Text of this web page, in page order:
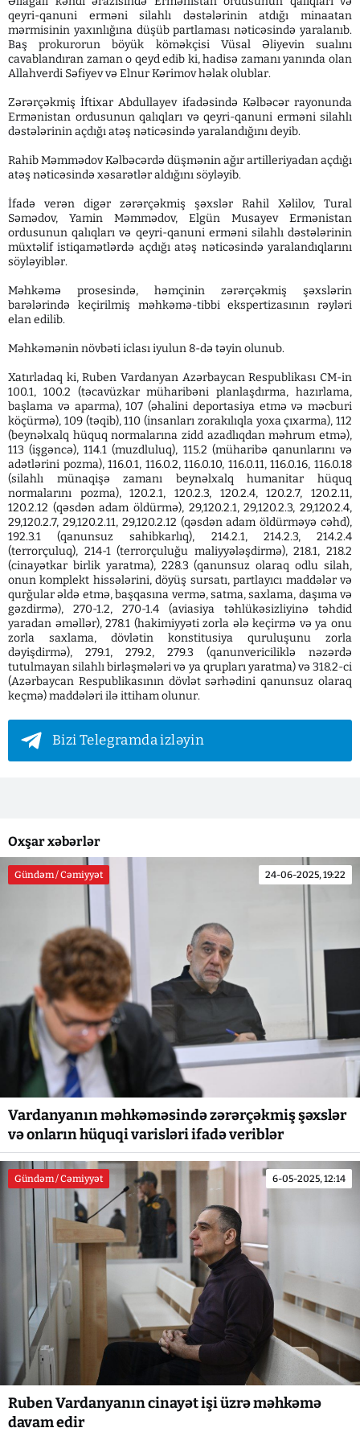
qeyri-qanuni erməni silahlı dəstələrinin atdığı minaatan
mərmisinin yaxınlığına düşüb partlaması nəticəsində yaralanıb.
Baş prokurorun böyük köməkçisi Vüsal Əliyevin sualını
cavablandıran zaman o qeyd edib ki, hadisə zamanı yanında olan
Allahverdi Səfiyev və Elnur Kərimov həlak olublar.
Zərərçəkmiş İftixar Abdullayev ifadəsində Kəlbəcər rayonunda
Ermənistan ordusunun qalıqları və qeyri-qanuni erməni silahlı
dəstələrinin açdığı atəş nəticəsində yaralandığını deyib.
Rahib Məmmədov Kəlbəcərdə düşmənin ağır artilleriyadan açdığı
atəş nəticəsində xəsarətlər aldığını söyləyib.
İfadə verən digər zərərçəkmiş şəxslər Rahil Xəlilov, Tural
Səmədov, Yamin Məmmədov, Elgün Musayev Ermənistan
ordusunun qalıqları və qeyri-qanuni erməni silahlı dəstələrinin
müxtəlif istiqamətlərdə açdığı atəş nəticəsində yaralandıqlarını
söyləyiblər.
Məhkəmə prosesində, həmçinin zərərçəkmiş şəxslərin
barələrində keçirilmiş məhkəmə-tibbi ekspertizasının rəyləri
elan edilib.
Məhkəmənin növbəti iclası iyulun 8-də təyin olunub.
Xatırladaq ki, Ruben Vardanyan Azərbaycan Respublikası CM-in
100.1, 100.2 (təcavüzkar müharibəni planlaşdırma, hazırlama,
başlama və aparma), 107 (əhalini deportasiya etmə və məcburi
köçürmə), 109 (təqib), 110 (insanları zorakılıqla yoxa çıxarma), 112
(beynəlxalq hüquq normalarına zidd azadlıqdan məhrum etmə),
113 (işgəncə), 114.1 (muzdluluq), 115.2 (müharibə qanunlarını və
adətlərini pozma), 116.0.1, 116.0.2, 116.0.10, 116.0.11, 116.0.16, 116.0.18
(silahlı münaqişə zamanı beynəlxalq humanitar hüquq
normalarını pozma), 120.2.1, 120.2.3, 120.2.4, 120.2.7, 120.2.11,
120.2.12 (qəsdən adam öldürmə), 29,120.2.1, 29,120.2.3, 29,120.2.4,
29,120.2.7, 29,120.2.11, 29,120.2.12 (qəsdən adam öldürməyə cəhd),
192.3.1 (qanunsuz sahibkarlıq), 214.2.1, 214.2.3, 214.2.4
(terrorçuluq), 214-1 (terrorçuluğu maliyyələşdirmə), 218.1, 218.2
(cinayətkar birlik yaratma), 228.3 (qanunsuz olaraq odlu silah,
onun komplekt hissələrini, döyüş sursatı, partlayıcı maddələr və
qurğular əldə etmə, başqasına vermə, satma, saxlama, daşıma və
gəzdirmə), 270-1.2, 270-1.4 (aviasiya təhlükəsizliyinə təhdid
yaradan əməllər), 278.1 (hakimiyyəti zorla ələ keçirmə və ya onu
zorla saxlama, dövlətin konstitusiya quruluşunu zorla
dəyişdirmə), 279.1, 279.2, 279.3 (qanunvericiliklə nəzərdə
tutulmayan silahlı birləşmələri və ya qrupları yaratma) və 318.2-ci
(Azərbaycan Respublikasının dövlət sərhədini qanunsuz olaraq
keçmə) maddələri ilə ittiham olunur.
Bizi Telegramda izləyin
Oxşar xəbərlər
Gündəm / Cəmiyyət 24-06-2025, 19:22
Vardanyanın məhkəməsində zərərçəkmiş şəxslər
və onların hüquqi varisləri ifadə veriblər
Gündəm / Cəmiyyət 6-05-2025, 12:14
Ruben Vardanyanın cinayət işi üzrə məhkəmə
davam edir